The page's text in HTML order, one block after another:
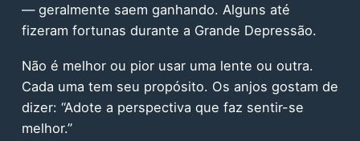
— geralmente saem ganhando. Alguns até
fizeram fortunas durante a Grande Depressão.
Não é melhor ou pior usar uma lente ou outra.
Cada uma tem seu propósito. Os anjos gostam de
dizer: “Adote a perspectiva que faz sentir-se
melhor.”